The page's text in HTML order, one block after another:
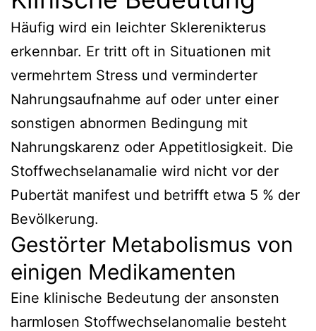
Häufig wird ein leichter Sklerenikterus
erkennbar. Er tritt oft in Situationen mit
vermehrtem Stress und verminderter
Nahrungsaufnahme auf oder unter einer
sonstigen abnormen Bedingung mit
Nahrungskarenz oder Appetitlosigkeit. Die
Stoffwechselanamalie wird nicht vor der
Pubertät manifest und betrifft etwa 5 % der
Bevölkerung.
Gestörter Metabolismus von
einigen Medikamenten
Eine klinische Bedeutung der ansonsten
harmlosen Stoffwechselanomalie besteht